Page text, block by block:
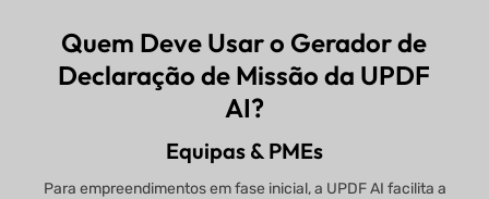
Quem Deve Usar o Gerador de
Declaração de Missão da UPDF
AI?
Equipas & PMEs
Para empreendimentos em fase inicial, a UPDF AI facilita a